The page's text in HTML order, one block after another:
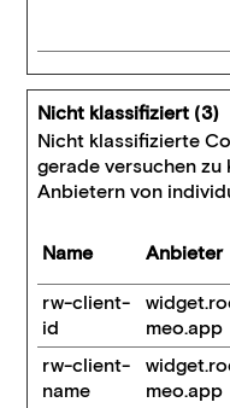
Nicht klassifiziert (3)
Nicht klassifizierte
gerade versuchen zu
Anbietern von
Name Anbieter
rw-client-
id
meo.app
rw-client-
name
meo.app